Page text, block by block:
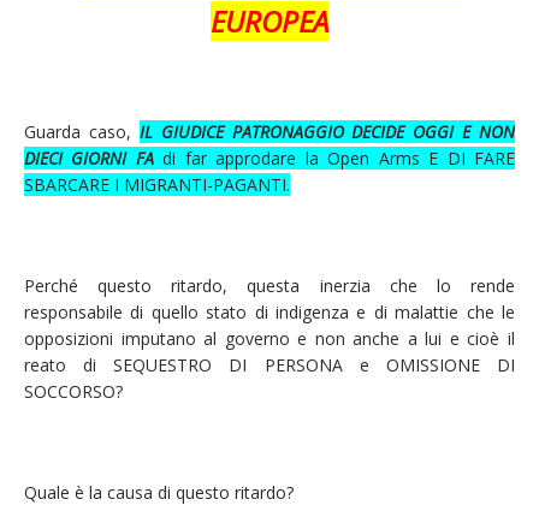
EUROPEA
Guarda caso, IL GIUDICE PATRONAGGIO DECIDE OGGI E NON
DIECI GIORNI FAdi far approdare la Open Arms E DI FARE
SBARCARE I MIGRANTI-PAGANTI.
Perché questo ritardo, questa inerzia che lo rende
responsabile di quello stato di indigenza e di malattie che le
opposizioni imputano al governo e non anche a lui e cioè il
reato di SEQUESTRO DI PERSONA e OMISSIONE DI
SOCCORSO?
Quale è la causa di questo ritardo?